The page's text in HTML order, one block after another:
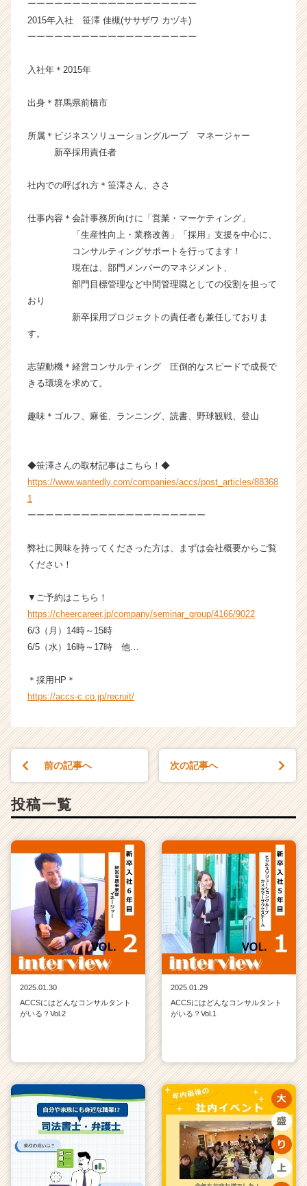
企
業
が
届
就
サ
ト
チ
ア
キ
リ
e
C
e
r）
ーーーーーーーーーーーーーーーーーーー
2015年入社 笹澤 佳槻(ササザワ カヅキ)
ーーーーーーーーーーーーーーーーーーー
入社年＊2015年
出身＊群馬県前橋市
所属＊ビジネスソリューショングループ マネージャー
新卒採用責任者
社内での呼ばれ方＊笹澤さん、ささ
仕事内容＊会計事務所向けに「営業・マーケティング」
「生産性向上・業務改善」「採用」支援を中心に、
コンサルティングサポートを行ってます！
現在は、部門メンバーのマネジメント、
部門目標管理など中間管理職としての役割を担って
おり
新卒採用プロジェクトの責任者も兼任しておりま
す。
志望動機＊経営コンサルティング 圧倒的なスピードで成長で
きる環境を求めて。
趣味＊ゴルフ、麻雀、ランニング、読書、野球観戦、登山
◆笹澤さんの取材記事はこちら！◆
https://www.wantedly.com/companies/accs/post_articles/88368
1
ーーーーーーーーーーーーーーーーーーーー
弊社に興味を持ってくださった方は、まずは会社概要からご覧
ください！
▼ご予約はこちら！
https://cheercareer.jp/company/seminar_group/4166/9022
6/3（月）14時～15時
6/5（水）16時～17時 他…
＊採用HP＊
https://accs-c.co.jp/recruit/
前の記事へ 次の記事へ
投稿一覧
2025.01.30
ACCSにはどんなコンサルタント
がいる？Vol.2
2025.01.29
ACCSにはどんなコンサルタント
がいる？Vol.1